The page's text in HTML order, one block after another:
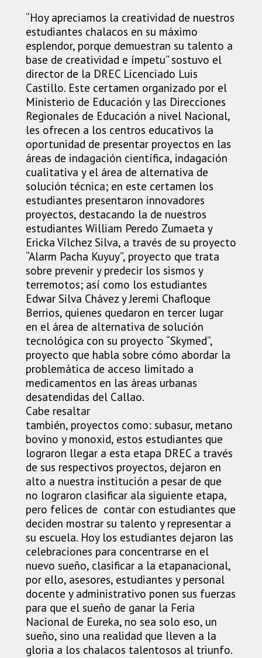
“Hoy apreciamos la creatividad de nuestros
estudiantes chalacos en su máximo
esplendor, porque demuestran su talento a
base de creatividad e ímpetu” sostuvo el
director de la DREC Licenciado Luis
Castillo. Este certamen organizado por el
Ministerio de Educación y las Direcciones
Regionales de Educación a nivel Nacional,
les ofrecen a los centros educativos la
oportunidad de presentar proyectos en las
áreas de indagación científica, indagación
cualitativa y el área de alternativa de
solución técnica; en este certamen los
estudiantes presentaron innovadores
proyectos, destacando la de nuestros
estudiantes William Peredo Zumaeta y
Ericka Vílchez Silva, a través de su proyecto
“Alarm Pacha Kuyuy”, proyecto que trata
sobre prevenir y predecir los sismos y
terremotos; así como los estudiantes
Edwar Silva Chávez y Jeremi Chafloque
Berrios, quienes quedaron en tercer lugar
en el área de alternativa de solución
tecnológica con su proyecto “Skymed”,
proyecto que habla sobre cómo abordar la
problemática de acceso limitado a
medicamentos en las áreas urbanas
desatendidas del Callao.
Cabe resaltar
también, proyectos como: subasur, metano
bovino y monoxid, estos estudiantes que
lograron llegar a esta etapa DREC a través
de sus respectivos proyectos, dejaron en
alto a nuestra institución a pesar de que
no lograron clasificar ala siguiente etapa,
pero felices de contar con estudiantes que
deciden mostrar su talento y representar a
su escuela. Hoy los estudiantes dejaron las
celebraciones para concentrarse en el
nuevo sueño, clasificar a la etapanacional,
por ello, asesores, estudiantes y personal
docente y administrativo ponen sus fuerzas
para que el sueño de ganar la Feria
Nacional de Eureka, no sea solo eso, un
sueño, sino una realidad que lleven a la
gloria a los chalacos talentosos al triunfo.